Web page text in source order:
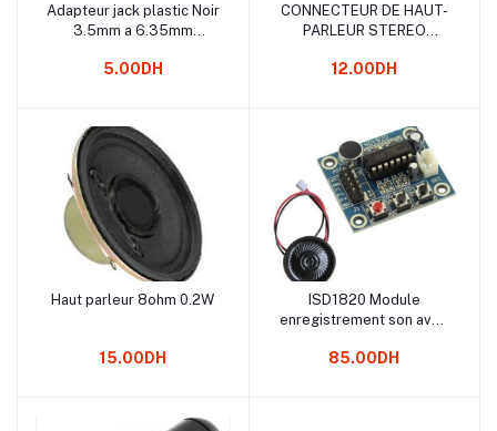
Ajouter au panier
Adapteur jack plastic Noir
3.5mm a 6.35mm
5.00DH
Ajouter au panier
CONNECTEUR DE HAUT-
PARLEUR STEREO
12.00DH
Ajouter au panier
Haut parleur 8ohm 0.2W
15.00DH
Ajouter au panier
ISD1820 Module
enregistrement son avec
85.00DH